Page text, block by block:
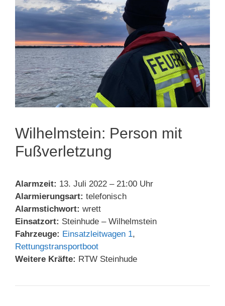
Wilhelmstein: Person mit
Fußverletzung
Alarmzeit: 13. Juli 2022 – 21:00 Uhr
Alarmierungsart: telefonisch
Alarmstichwort: wrett
Einsatzort: Steinhude – Wilhelmstein
Fahrzeuge: Einsatzleitwagen 1,
Rettungstransportboot
Weitere Kräfte: RTW Steinhude